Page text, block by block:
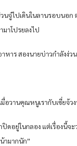
จู๋ไปเดินในลานรอบน
มาโปรยลงไป
าร สองนายบ่าวกำลังง่
เมื่อวานคุณหนูเรากับเซี่ย
อยู่ในกลอง แต่เรื่องนี้
ามากนัก”